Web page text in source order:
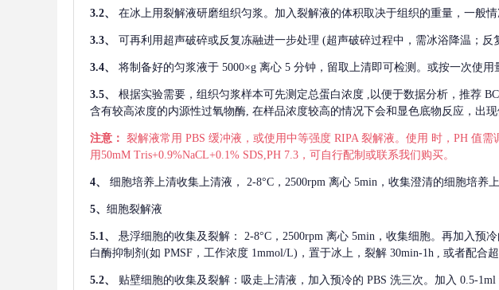
3.2、 在冰上用裂解液研磨组织匀浆。加入裂解液的体积取决于组织的重量，一般
3.3、 可再利用超声破碎或反复冻融进一步处理 (超声破碎过程中，需冰浴降温；反
3.4、 将制备好的匀浆液于 5000×g 离心 5 分钟，留取上清即可检测。或按一次使用
3.5、 根据实验需要，组织匀浆样本可先测定总蛋白浓度 ,以便于数据分析，推荐
含有较高浓度的内源性过氧物酶, 在样品浓度较高的情况下会和显色底物反应，出现
注意： 裂解液常用 PBS 缓冲液，或使用中等强度 RIPA 裂解液。使用 时，PH 值
用50mM Tris+0.9%NaCL+0.1% SDS,PH 7.3，可自行配制或联系我们购买。
4、 细胞培养上清收集上清液， 2-8°C，2500rpm 离心 5min，收集澄清的细胞培养
5、 细胞裂解液
5.1、 悬浮细胞的收集及裂解：
2-8°C，2500rpm 离心 5min，收集细胞。再加入预
白酶抑制剂(如 PMSF，工作浓度 1mmol/L)，置于冰上，裂解 30min-1h , 或者配合超
5.2、 贴壁细胞的收集及裂解：吸走上清液，加入预冷的 PBS 洗三次。加入 0.5-